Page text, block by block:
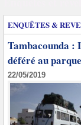
ENQUÊTES &
Tambacounda :
déféré au
22/05/2019